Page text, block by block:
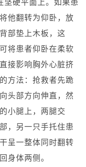
坚硬平面上。如果患
他翻转为仰卧，放
部垫上木板，这
将患者仰卧在柔软
接影响胸外心脏挤
方法：抢救者先跪
头部方向伸直，然
小腿上，两腿交
，另一只手托住患
呈一整体同时翻转
身体两侧。